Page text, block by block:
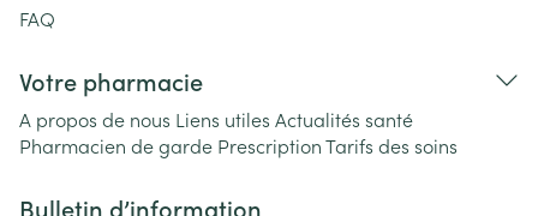
FAQ
Votre pharmacie
A propos de nous Liens utiles Actualités santé
Pharmacien de garde PrescriptionTarifs des soins
Bulletin d’information